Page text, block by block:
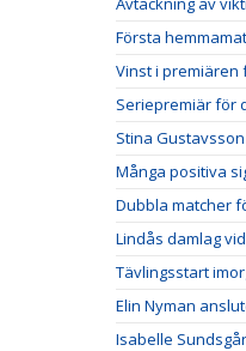
Första
Vinst i premiären
Seriepremiär för
Stina
Många positiva
Dubbla matcher
Lindås damlag
Tävlingsstart
Elin Nyman
Isabelle